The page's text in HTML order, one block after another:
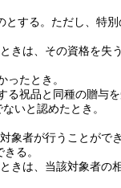
する。 ただし、特
きは、その資格を失
たとき。
祝品と同種の贈与を
いと認めたとき。
象者が行うことが
る。
きは、当該対象者の